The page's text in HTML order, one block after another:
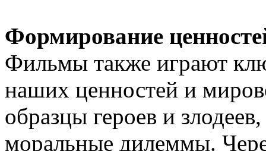
Формирование
Фильмы также играют
наших ценностей и
образцы героев и
моральные дилеммы.